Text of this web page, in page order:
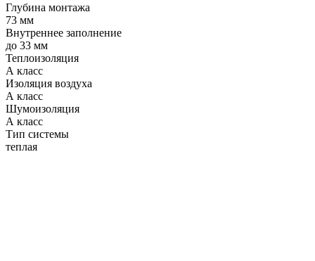
Глубина монтажа
73 мм
Внутреннее заполнение
до 33 мм
Теплоизоляция
А класс
Изоляция воздуха
А класс
Шумоизоляция
А класс
Тип системы
теплая